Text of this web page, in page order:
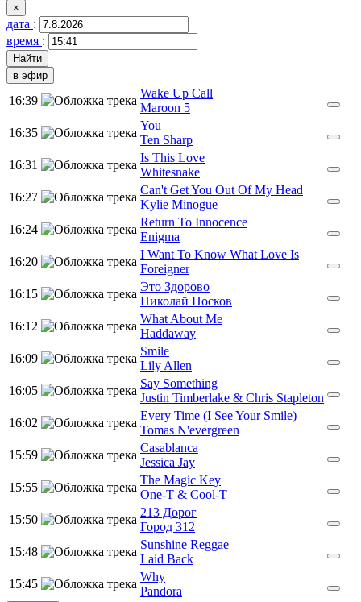
×
дата :
время :
в эфир
16:39
Wake Up Call
Maroon 5
16:35
You
Ten Sharp
16:31
Is This Love
Whitesnake
16:27
Can't Get You Out Of My Head
Kylie Minogue
16:24
Return To Innocence
Enigma
16:20
I Want To Know What Love Is
Foreigner
16:15
Это Здорово
Николай Носков
16:12
What About Me
Haddaway
16:09
Smile
Lily Allen
16:05
Say Something
Justin Timberlake & Chris Stapleton
16:02
Every Time (I See Your Smile)
Tomas N'evergreen
15:59
Casablanca
Jessica Jay
15:55
The Magic Key
One-T & Cool-T
15:50
213 Дорог
Город 312
15:48
Sunshine Reggae
Laid Back
15:45
Why
Pandora